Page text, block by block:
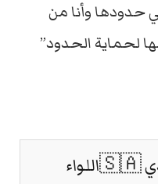
حدودها وأنا من
لحماية الحدود”
الخبير العسكري السعودي 🇸🇦اللواء